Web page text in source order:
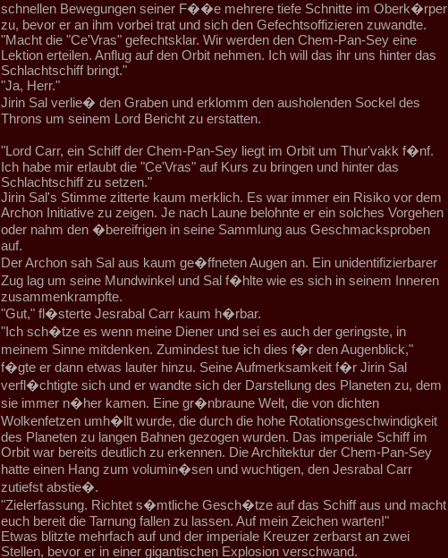
schnellen Bewegungen seiner F��e mehrere tiefe Schnitte im Oberk�rper
zu, bevor er an ihm vorbei trat und sich den Gefechtsoffizieren zuwandte.
"Macht die "Ce'Vras" gefechtsklar. Wir werden den Chem-Pan-Sey eine
Lektion erteilen. Anflug auf den Orbit nehmen. Ich will das ihr uns hinter das
Schlachtschiff bringt."
"Ja, Herr."
Jirin Sal verlie� den Graben und erklomm den ausholenden Sockel des
Throns um seinem Lord Bericht zu erstatten.
"Lord Carr, ein Schiff der Chem-Pan-Sey liegt im Orbit um Thur'vakk f�nf.
Ich habe mir erlaubt die "Ce'Vras" auf Kurs zu bringen und hinter das
Schlachtschiff zu setzen."
Jirin Sal's Stimme zitterte kaum merklich. Es war immer ein Risiko vor dem
Archon Initiative zu zeigen. Je nach Laune belohnte er ein solches Vorgehen
oder nahm den �bereifrigen in seine Sammlung aus Geschmacksproben
auf.
Der Archon sah Sal aus kaum ge�ffneten Augen an. Ein unidentifizierbarer
Zug lag um seine Mundwinkel und Sal f�hlte wie es sich in seinem Inneren
zusammenkrampfte.
"Gut," fl�sterte Jesrabal Carr kaum h�rbar.
"Ich sch�tze es wenn meine Diener und sei es auch der geringste, in
meinem Sinne mitdenken. Zumindest tue ich dies f�r den Augenblick,"
f�gte er dann etwas lauter hinzu. Seine Aufmerksamkeit f�r Jirin Sal
verfl�chtigte sich und er wandte sich der Darstellung des Planeten zu, dem
sie immer n�her kamen. Eine gr�nbraune Welt, die von dichten
Wolkenfetzen umh�llt wurde, die durch die hohe Rotationsgeschwindigkeit
des Planeten zu langen Bahnen gezogen wurden. Das imperiale Schiff im
Orbit war bereits deutlich zu erkennen. Die Architektur der Chem-Pan-Sey
hatte einen Hang zum volumin�sen und wuchtigen, den Jesrabal Carr
zutiefst abstie�.
"Zielerfassung. Richtet s�mtliche Gesch�tze auf das Schiff aus und macht
euch bereit die Tarnung fallen zu lassen. Auf mein Zeichen warten!"
Etwas blitzte mehrfach auf und der imperiale Kreuzer zerbarst an zwei
Stellen, bevor er in einer gigantischen Explosion verschwand.